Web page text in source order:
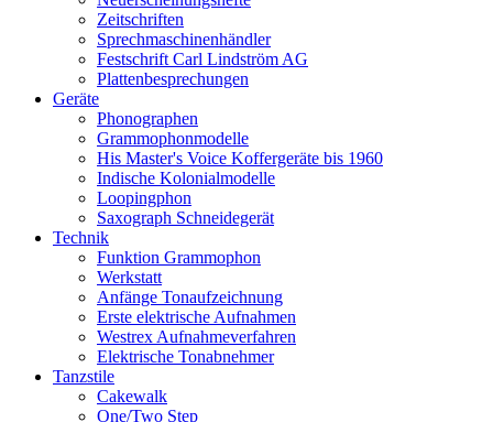
Zeitschriften
Sprechmaschinenhändler
Festschrift Carl Lindström AG
Plattenbesprechungen
Geräte
Phonographen
Grammophonmodelle
His Master's Voice Koffergeräte bis 1960
Indische Kolonialmodelle
Loopingphon
Saxograph Schneidegerät
Technik
Funktion Grammophon
Werkstatt
Anfänge Tonaufzeichnung
Erste elektrische Aufnahmen
Westrex Aufnahmeverfahren
Elektrische Tonabnehmer
Tanzstile
Cakewalk
One/Two Step